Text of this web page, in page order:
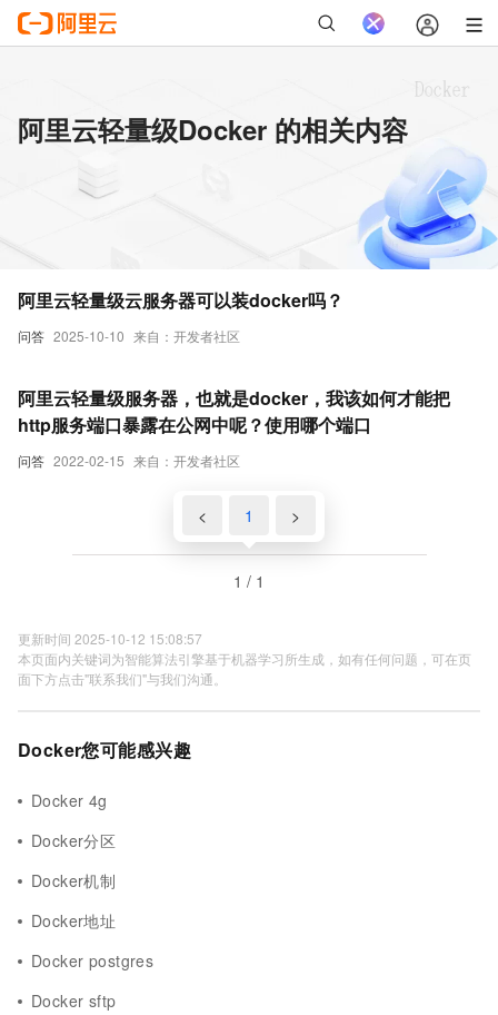
阿里云轻量级Docker 的相关内容
问答 2025-10-10 来自：开发者社区
阿里云轻量级云服务器可以装docker吗？
问答 2022-02-15 来自：开发者社区
阿里云轻量级服务器，也就是docker，我该如何才能把
http服务端口暴露在公网中呢？使用哪个端口
< 1 >
1 / 1
更新时间 2025-10-12 15:08:57
本页面内关键词为智能算法引擎基于机器学习所生成，如有任何问题，可在页
面下方点击"联系我们"与我们沟通。
Docker您可能感兴趣
Docker 4g
Docker分区
Docker机制
Docker地址
Docker postgres
Docker sftp